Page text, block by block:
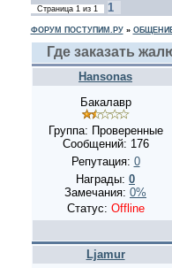
Страница 1из 1 1
ФОРУМ ПОСТУПИМ.РУ»
Где заказать
Hansonas
Бакалавр
Группа: Проверенные
Сообщений: 176
Репутация: 0
Награды: 0
Замечания: 0%
Статус: Offline
Ljamur